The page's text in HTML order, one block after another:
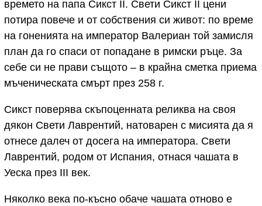
времето на папа Сикст II. Свети Сикст II цени
потира повече и от собствения си живот: по време
на гоненията на император Валериан той замисля
план да го спаси от попадане в римски ръце. За
себе си не прави същото – в крайна сметка приема
мъченическата смърт през 258 г.
Сикст поверява скъпоценната реликва на своя
дякон Свети Лаврентий, натоварен с мисията да я
отнесе далеч от досега на императора. Свети
Лаврентий, родом от Испания, отнася чашата в
Уеска през III век.
Няколко века по-късно обаче чашата отново е